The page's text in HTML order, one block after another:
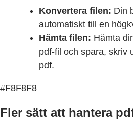
Konvertera filen: Din
automatiskt till en
Hämta filen: Hämta
pdf-fil och spara, skriv
pdf.
#F8F8F8
Fler sätt att hantera